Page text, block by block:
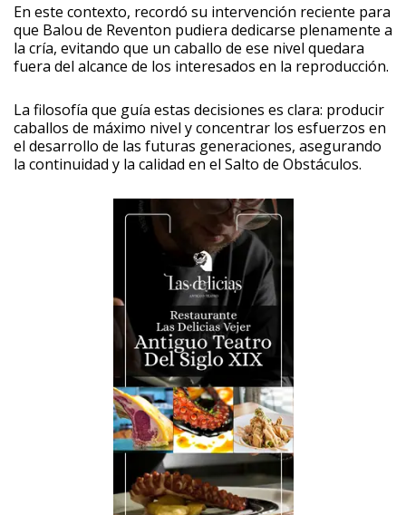
En este contexto, recordó su intervención reciente para
que Balou de Reventon pudiera dedicarse plenamente a
la cría, evitando que un caballo de ese nivel quedara
fuera del alcance de los interesados en la reproducción.
La filosofía que guía estas decisiones es clara: producir
caballos de máximo nivel y concentrar los esfuerzos en
el desarrollo de las futuras generaciones, asegurando
la continuidad y la calidad en el Salto de Obstáculos.